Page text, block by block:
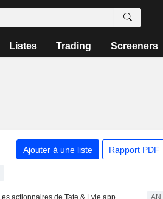
Listes Trading Screeners
Ajouter à une liste Rapport PDF
Les actionnaires de Tate & Lyle approuvent le rachat par Ingredion AN